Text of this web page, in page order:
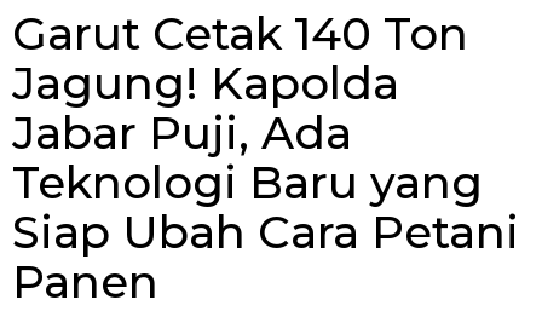
Garut Cetak 140 Ton
Jagung! Kapolda
Jabar Puji, Ada
Teknologi Baru yang
Siap Ubah Cara Petani
Panen